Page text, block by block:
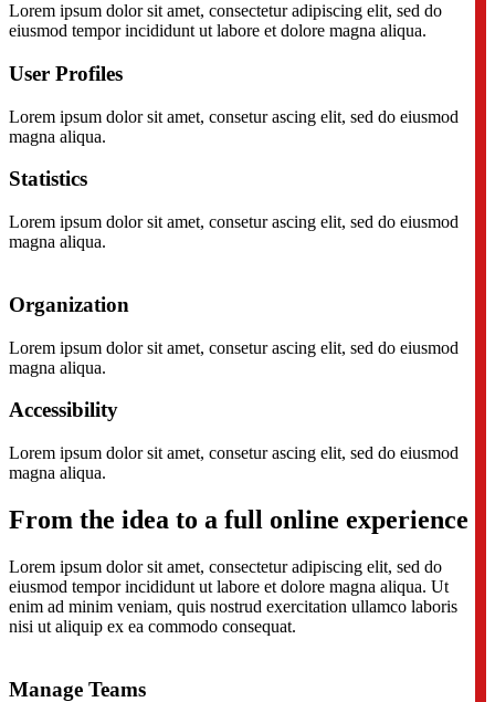
Lorem ipsum dolor sit amet, consectetur adipiscing elit, sed do
eiusmod tempor incididunt ut labore et dolore magna aliqua.
User Profiles
Lorem ipsum dolor sit amet, consetur ascing elit, sed do eiusmod
magna aliqua.
Statistics
Lorem ipsum dolor sit amet, consetur ascing elit, sed do eiusmod
magna aliqua.
Organization
Lorem ipsum dolor sit amet, consetur ascing elit, sed do eiusmod
magna aliqua.
Accessibility
Lorem ipsum dolor sit amet, consetur ascing elit, sed do eiusmod
magna aliqua.
From the idea to a full online experience
Lorem ipsum dolor sit amet, consectetur adipiscing elit, sed do
eiusmod tempor incididunt ut labore et dolore magna aliqua. Ut
enim ad minim veniam, quis nostrud exercitation ullamco laboris
nisi ut aliquip ex ea commodo consequat.
Manage Teams